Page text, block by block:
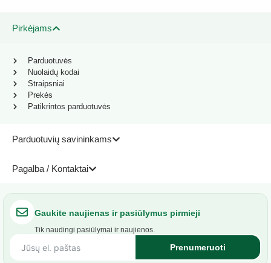
Pirkėjams
Parduotuvių savininkams
Pagalba / Kontaktai
Parduotuvės
Nuolaidų kodai
Straipsniai
Prekės
Patikrintos parduotuvės
Gaukite naujienas ir pasiūlymus pirmieji
Tik naudingi pasiūlymai ir naujienos.
Prenumeruoti